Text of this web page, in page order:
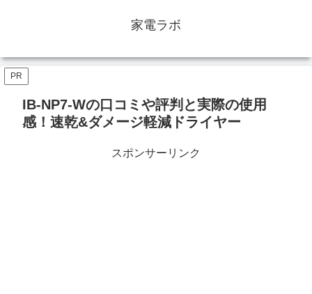
家電ラボ
PR
IB-NP7-Wの口コミや評判と実際の使用
感！速乾&ダメージ軽減ドライヤー
スポンサーリンク